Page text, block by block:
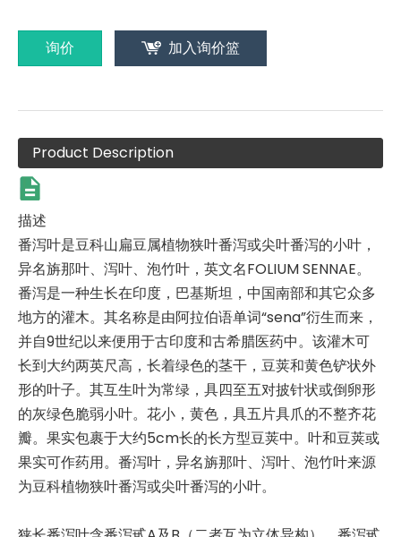
询价 加入询价篮
Product Description
描述
番泻叶是豆科山扁豆属植物狭叶番泻或尖叶番泻的小叶，
异名旃那叶、泻叶、泡竹叶，英文名FOLIUM SENNAE。
番泻是一种生长在印度，巴基斯坦，中国南部和其它众多
地方的灌木。其名称是由阿拉伯语单词“sena”衍生而来，
并自9世纪以来便用于古印度和古希腊医药中。该灌木可
长到大约两英尺高，长着绿色的茎干，豆荚和黄色铲状外
形的叶子。其互生叶为常绿，具四至五对披针状或倒卵形
的灰绿色脆弱小叶。花小，黄色，具五片具爪的不整齐花
瓣。果实包裹于大约5cm长的长方型豆荚中。叶和豆荚或
果实可作药用。番泻叶，异名旃那叶、泻叶、泡竹叶来源
为豆科植物狭叶番泻或尖叶番泻的小叶。